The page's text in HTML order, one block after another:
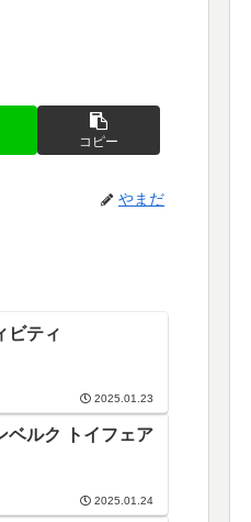
コピー
やまだ
ビティ
2025.01.23
ベルク トイフェア
2025.01.24